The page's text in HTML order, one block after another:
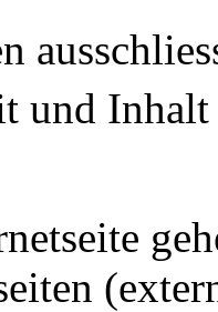
Inhalt